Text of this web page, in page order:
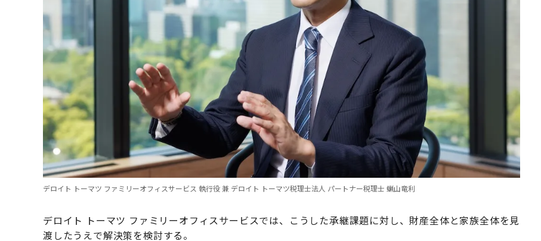
デロイト トーマツ ファミリーオフィスサービス 執行役 兼 デロイト トーマツ税理士法人 パートナー税理士 蝋山竜利
デロイト トーマツ ファミリーオフィスサービスでは、こうした承継課題に対し、財産全体と家族全体を見
渡したうえで解決策を検討する。